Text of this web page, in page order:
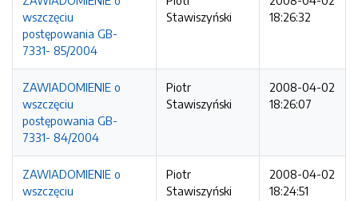
wszczęciu
postępowania GB-
7331- 85/2004
Stawiszyński
18:26:32
ZAWIADOMIENIE o
wszczęciu
postępowania GB-
7331- 84/2004
Piotr
Stawiszyński
2008-04-02
18:26:07
ZAWIADOMIENIE o
wszczęciu
Piotr
Stawiszyński
2008-04-02
18:24:51